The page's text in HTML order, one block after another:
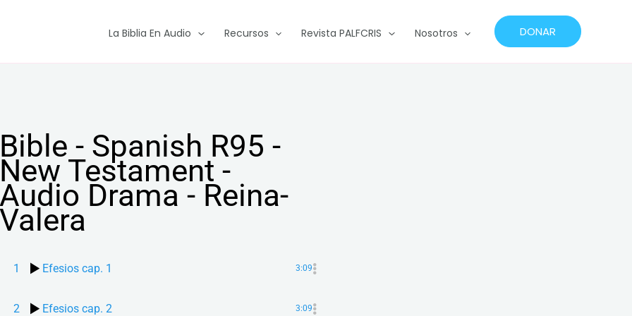
La Biblia En Audio Recursos Revista PALFCRIS Nosotros DONAR
Bible - Spanish R95 -
New Testament -
Audio Drama - Reina-
Valera
1 Efesios cap. 1 3:09
2 Efesios cap. 2 3:09